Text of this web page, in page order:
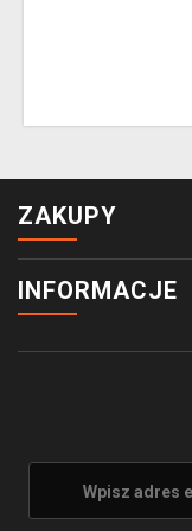
ZAKUPY
INFORMACJE